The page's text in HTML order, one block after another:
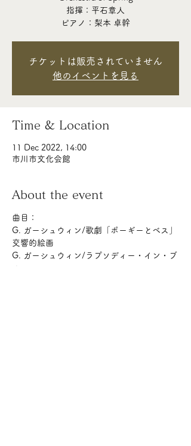
指揮：平石章人
チケットは販売されていません
他のイベントを見る
Time & Location
11 Dec 2022, 14:00
市川市文化会館
About the event
曲目：
G. ガーシュウィン/歌劇「ポーギーとベス」
交響的絵画
G. ガーシュウィン/ラプソディー・イン・ブ
ルー